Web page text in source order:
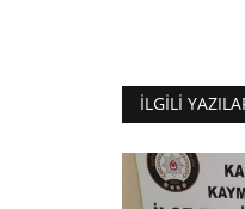
İLGILI